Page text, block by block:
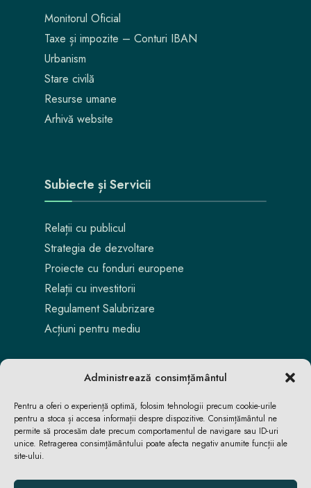
Administrează consimțământul
Pentru a oferi o experiență optimă, folosim tehnologii precum cookie-urile
pentru a stoca și accesa informații despre dispozitive. Consimțământul ne
permite să procesăm date precum comportamentul de navigare sau ID-uri
unice. Retragerea consimțământului poate afecta negativ anumite funcții ale
site-ului.
Monitorul Oficial
Taxe și impozite – Conturi IBAN
Urbanism
Stare civilă
Resurse umane
Arhivă website
Subiecte și Servicii
Relații cu publicul
Strategia de dezvoltare
Proiecte cu fonduri europene
Relații cu investitorii
Regulament Salubrizare
Acțiuni pentru mediu